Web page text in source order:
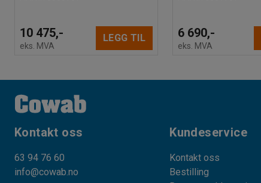
10 475,-
eks. MVA
LEGG TIL 6 690,-
eks. MVA
Kontakt oss
63 94 76 60
info@cowab.no
Kundeservice
Kontakt oss
Bestilling